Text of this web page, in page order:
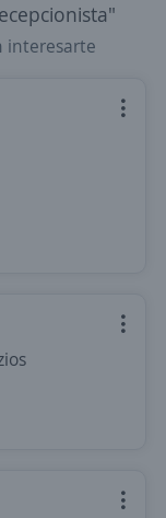
interesarte